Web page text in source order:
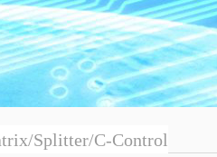
Splitter/C-Control